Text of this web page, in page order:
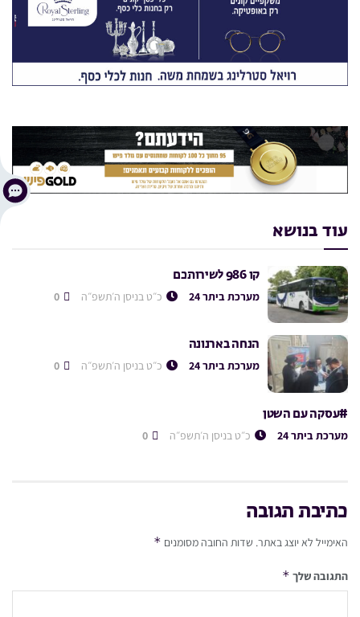
עוד בנושא
קו 986 לשירותכם
מערכת ביתר 24 כ״ט בניסן ה׳תשפ״ה
הנחה בארנונה
מערכת ביתר 24 כ״ט בניסן ה׳תשפ״ה
#עסקה עם השטן
מערכת ביתר 24 כ״ט בניסן ה׳תשפ״ה
כתיבת תגובה
האימייל לא יוצג באתר. שדות החובה מסומנים *
התגובה שלך *